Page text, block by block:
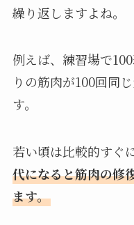
繰り返しますよね。
例えば、練習場で
りの筋肉が100回同
す。
若い頃は比較的すぐ
代になると筋肉の修
ます。